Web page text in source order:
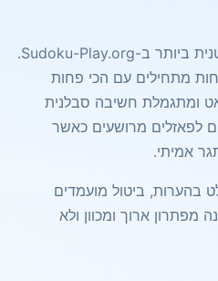
סודוקו מרושע הוא הרמה השטנית ביותר ב-Sudoku-Play.org.
מתחילים עם הכי פחות
ומתגמלת חשיבה סבלנית
לפאזלים מרושעים כאשר
אמיתי.
בהערות, ביטול מועמדים
מפתרון ארוך ומכוון ולא